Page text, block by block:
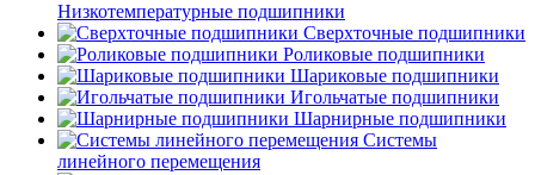
Низкотемпературные подшипники
Сверхточные подшипники
Роликовые подшипники
Шариковые подшипники
Игольчатые подшипники
Шарнирные подшипники
Системы
линейного перемещения